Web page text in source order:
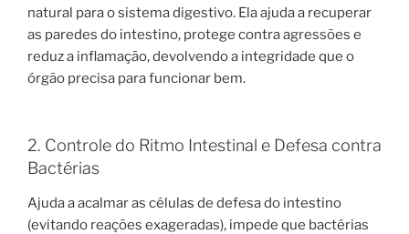
natural para o sistema digestivo. Ela ajuda a recuperar
as paredes do intestino, protege contra agressões e
reduz a inflamação, devolvendo a integridade que o
órgão precisa para funcionar bem.
2. Controle do Ritmo Intestinal e Defesa contra
Bactérias
Ajuda a acalmar as células de defesa do intestino
(evitando reações exageradas), impede que bactérias